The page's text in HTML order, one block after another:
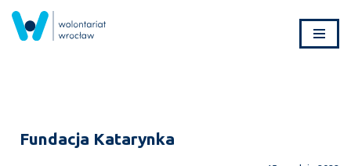
Przejdź
Fundacja Katarynka